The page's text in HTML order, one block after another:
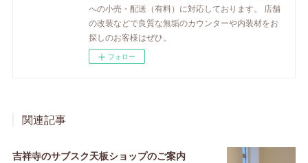
への小売・配送（有料）に対応しております。 店舗
の改装などで良質な無垢のカウンターや内装材をお
探しのお客様はぜひ。
フォロー
関連記事
吉祥寺のサブスク天板ショップのご案内